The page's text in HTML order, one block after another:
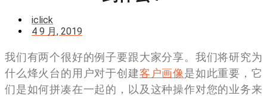
iclick
4 9 月, 2019
我们有两个很好的例子要跟大家分享。我们将研究为
什么烽火台的用户对于创建客户画像是如此重要，它
们是如何拼凑在一起的，以及这种操作对您的业务来